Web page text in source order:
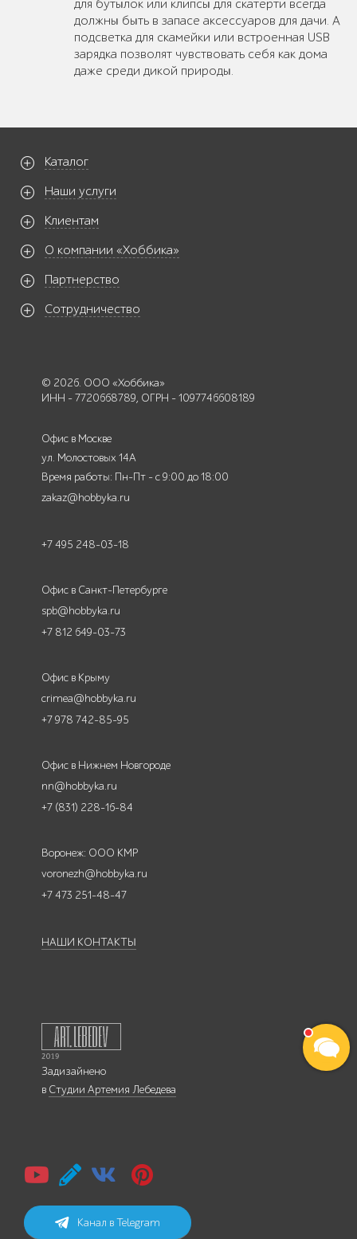
для бутылок или клипсы для скатерти всегда
должны быть в запасе аксессуаров для дачи. А
подсветка для скамейки или встроенная USB
зарядка позволят чувствовать себя как дома
даже среди дикой природы.
Каталог
Наши услуги
Клиентам
О компании «Хоббика»
Партнерство
Сотрудничество
© 2026. ООО «Хоббика»
ИНН - 7720668789, ОГРН - 1097746608189
Офис в Москве
ул. Молостовых 14А
Время работы: Пн-Пт - с 9:00 до 18:00
zakaz@hobbyka.ru
+7 495 248-03-18
Офис в Санкт-Петербурге
spb@hobbyka.ru
+7 812 649-03-73
Офис в Крыму
crimea@hobbyka.ru
+7 978 742-85-95
Офис в Нижнем Новгороде
nn@hobbyka.ru
+7 (831) 228-16-84
Воронеж: ООО КМР
voronezh@hobbyka.ru
+7 473 251-48-47
НАШИ КОНТАКТЫ
Задизайнено
в Студии Артемия Лебедева
Канал в Telegram